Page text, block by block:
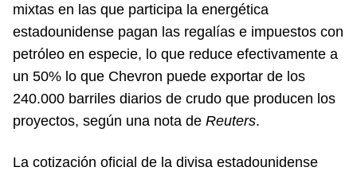
mixtas en las que participa la energética
estadounidense pagan las regalías e impuestos con
petróleo en especie, lo que reduce efectivamente a
un 50% lo que Chevron puede exportar de los
240.000 barriles diarios de crudo que producen los
proyectos, según una nota de Reuters.
La cotización oficial de la divisa estadounidense